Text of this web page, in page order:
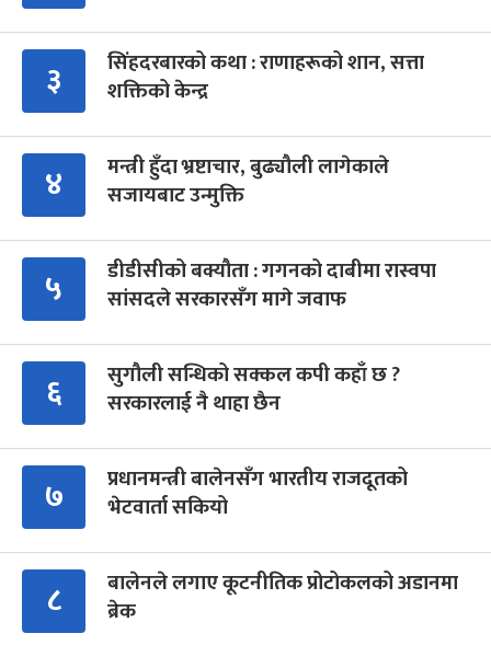
३
सिंहदरबारको कथा : राणाहरूको शान, सत्ता
शक्तिको केन्द्र
४
मन्त्री हुँदा भ्रष्टाचार, बुढ्यौली लागेकाले
सजायबाट उन्मुक्ति
५
डीडीसीको बक्यौता : गगनको दाबीमा रास्वपा
सांसदले सरकारसँग मागे जवाफ
६
सुगौली सन्धिको सक्कल कपी कहाँ छ ?
सरकारलाई नै थाहा छैन
७
प्रधानमन्त्री बालेनसँग भारतीय राजदूतको
भेटवार्ता सकियो
८
बालेनले लगाए कूटनीतिक प्रोटोकलको अडानमा
ब्रेक